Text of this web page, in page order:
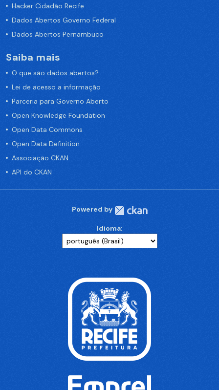
Hacker Cidadão Recife
Dados Abertos Governo Federal
Dados Abertos Pernambuco
Saiba mais
O que são dados abertos?
Lei de acesso a informação
Parceria para Governo Aberto
Open Knowledge Foundation
Open Data Commons
Open Data Definition
Associação CKAN
API do CKAN
Powered by
Idioma